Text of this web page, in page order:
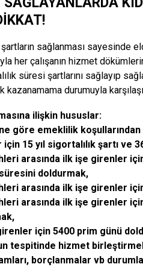
sağlanması sayesinde
her çalışanın hizmet
süresi şartlarını sağlayıp
kazanamama durumuyla
ilişkin hususlar:
göre emeklilik koşullarından
15 yıl sigortalılık şartı ve
arasında ilk işe girenler
doldurmak,
arasında ilk işe girenler
arasında ilk işe girenler
için 5400 prim günü
tespitinde hizmet
borçlanmalar vb